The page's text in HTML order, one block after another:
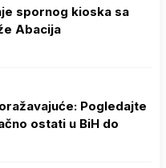
spornog kioska sa
Abacija
Pogledajte
ostati u BiH do